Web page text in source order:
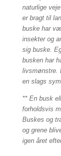
naturlige
er bragt til
buske har
insekter og
sig buske.
busken har
livsmønstre.
en slags
** En busk
forholdsvis
Buskes og
og grene
igen året